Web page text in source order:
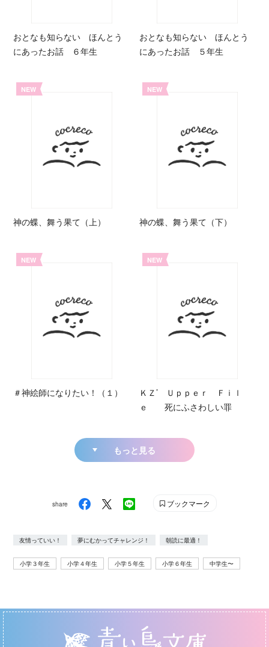
おとなも知らない ほんとう
にあったお話 ６年生
おとなも知らない ほんとう
にあったお話 ５年生
NEW
神の蝶、舞う果て（上）
NEW
神の蝶、舞う果て（下）
NEW
＃神絵師になりたい！（１）
NEW
ＫＺ’ Ｕｐｐｅｒ Ｆｉｌ
ｅ 死にふさわしい罪
もっと見る
share ブックマーク
友情っていい！ 夢にむかってチャレンジ！ 朝読に最適！
小学３年生 小学４年生 小学５年生 小学６年生 中学生〜